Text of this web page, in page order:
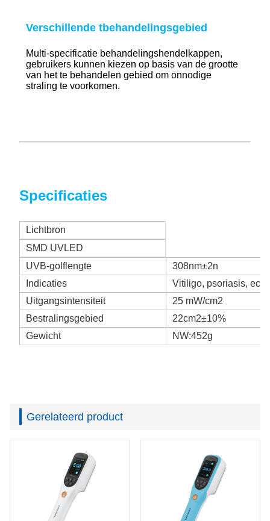
Verschillende tbehandelingsgebied
Multi-specificatie behandelingshendelkappen,
gebruikers kunnen kiezen op basis van de grootte
van het te behandelen gebied om onnodige
straling te voorkomen.
Specificaties
Lichtbron
SMD UVLED
UVB-golflengte
308nm±2n
Indicaties
Vitiligo, psoriasis,
Uitgangsintensiteit
25 mW/cm2
Bestralingsgebied
22cm2±10%
Gewicht
NW:452g
Gerelateerd product